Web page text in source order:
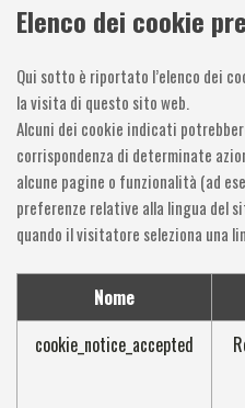
Elenco dei cookie
Qui sotto è riportato l’elenco dei
la visita di questo sito web.
Alcuni dei cookie indicati
corrispondenza di determinate
alcune pagine o funzionalità (ad
preferenze relative alla lingua del
quando il visitatore seleziona una
Nome
cookie_notice_accepted